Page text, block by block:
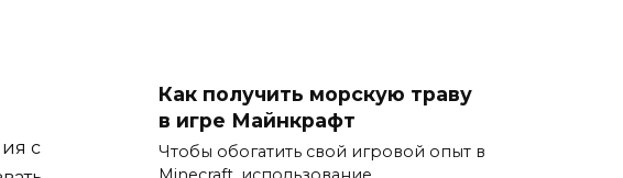
с
Как получить морскую траву
в игре Майнкрафт
Чтобы обогатить свой игровой опыт в